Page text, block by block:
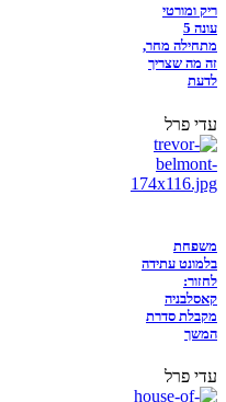
ריק ומורטי
עונה 5
מתחילה מחר,
זה מה שצריך
לדעת
עדי פרל
משפחת
בלמונט עתידה
לחזור:
קאסלבניה
מקבלת סדרת
המשך
עדי פרל